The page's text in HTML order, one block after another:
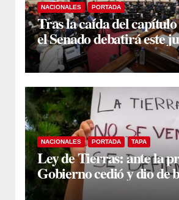
NACIONALES PORTADA
Tras la caída del
el Senado debatirá este
proyecto sobre
NACIONALES PORTADA TAPA
Ley de Tierras: ante la
Gobierno cedió y dio de
capítulo de la polémica